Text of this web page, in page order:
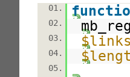
01.
02.
03. $links
04.
05.